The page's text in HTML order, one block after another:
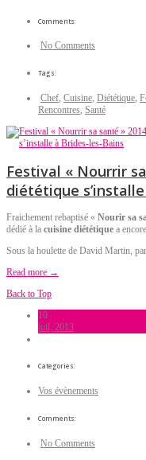
Comments:
No Comments
Tags:
Chef, Cuisine, Diététique,
Rencontres, Santé
Festival « Nourrir
diététique
Fraichement rebaptisé « Nourir sa
dédié à la cuisine diététique a
Sous la houlette de David Martin,
Read more →
Back to Top
10
juil, 2013
Categories:
Vos évènements
Comments:
No Comments